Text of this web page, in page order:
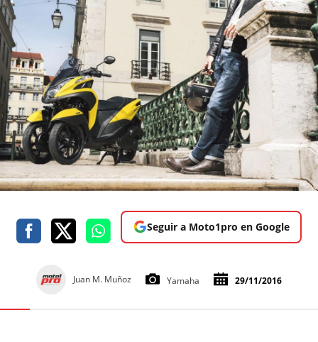
Seguir a Moto1pro en Google
Juan M. Muñoz Yamaha 29/11/2016